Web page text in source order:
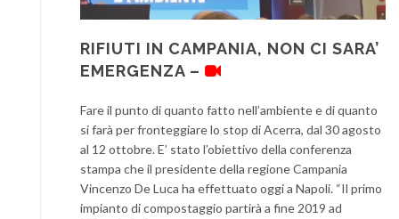
RIFIUTI IN CAMPANIA, NON CI SARA’
EMERGENZA –
Fare il punto di quanto fatto nell’ambiente e di quanto
si farà per fronteggiare lo stop di Acerra, dal 30 agosto
al 12 ottobre. E’ stato l’obiettivo della conferenza
stampa che il presidente della regione Campania
Vincenzo De Luca ha effettuato oggi a Napoli. “Il primo
impianto di compostaggio partirà a fine 2019 ad